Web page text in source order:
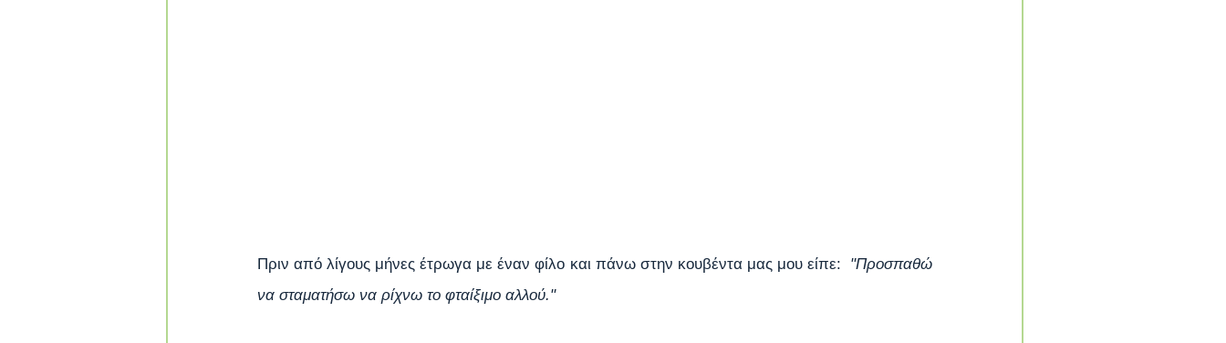
Πριν από λίγους μήνες έτρωγα με έναν φίλο και πάνω στην κουβέντα μας μου είπε:
"Προσπαθώ
να σταματήσω να ρίχνω το φταίξιμο αλλού."